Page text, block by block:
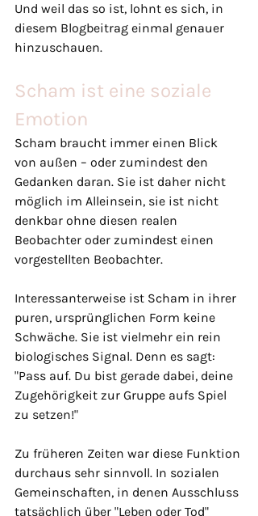
Und weil das so ist, lohnt es sich, in
diesem Blogbeitrag einmal genauer
hinzuschauen.
Scham ist eine soziale
Emotion
Scham braucht immer einen Blick
von außen – oder zumindest den
Gedanken daran. Sie ist daher nicht
möglich im Alleinsein, sie ist nicht
denkbar ohne diesen realen
Beobachter oder zumindest einen
vorgestellten Beobachter.
Interessanterweise ist Scham in ihrer
puren, ursprünglichen Form keine
Schwäche. Sie ist vielmehr ein rein
biologisches Signal. Denn es sagt:
"Pass auf. Du bist gerade dabei, deine
Zugehörigkeit zur Gruppe aufs Spiel
zu setzen!"
Zu früheren Zeiten war diese Funktion
durchaus sehr sinnvoll. In sozialen
Gemeinschaften, in denen Ausschluss
tatsächlich über "Leben oder Tod"